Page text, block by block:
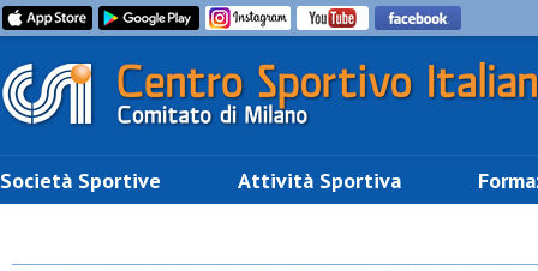
Società Sportive Attività Sportiva